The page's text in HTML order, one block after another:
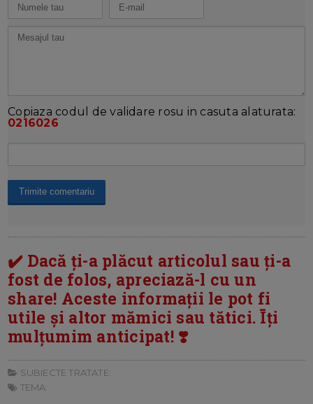
Copiaza codul de validare rosu in casuta alaturata:
0216026
✔️ Dacă ți-a plăcut articolul sau ți-a
fost de folos, apreciază-l cu un
share! Aceste informații le pot fi
utile și altor mămici sau tătici. Īți
mulțumim anticipat! ❣️
SUBIECTE TRATATE:
TEMA: